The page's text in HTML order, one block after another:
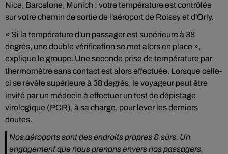
Nice, Barcelone, Munich : votre température est contrôlée
sur votre chemin de sortie de l'aéroport de Roissy et d'Orly.
« Si la température d'un passager est supérieure à 38
degrés, une double vérification se met alors en place »,
explique le groupe. Une seconde prise de température par
thermomètre sans contact est alors effectuée. Lorsque celle-
ci se révèle supérieure à 38 degrés, le voyageur peut être
invité par un médecin à effectuer un test de dépistage
virologique (PCR), à sa charge, pour lever les derniers
doutes.
Nos aéroports sont des endroits propres & sûrs. Un
engagement que nous prenons envers nos passagers,